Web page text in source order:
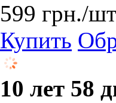
599 грн./
Купить
10 лет 58